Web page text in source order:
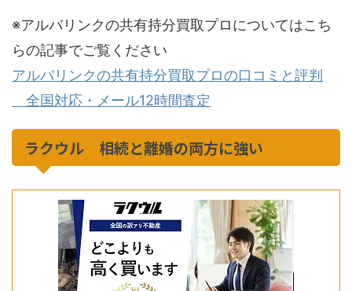
※アルバリンクの共有持分買取プロについてはこち
らの記事でご覧ください
アルバリンクの共有持分買取プロの口コミと評判
全国対応・メール12時間査定
ラクウル 相続と離婚の両方に強い